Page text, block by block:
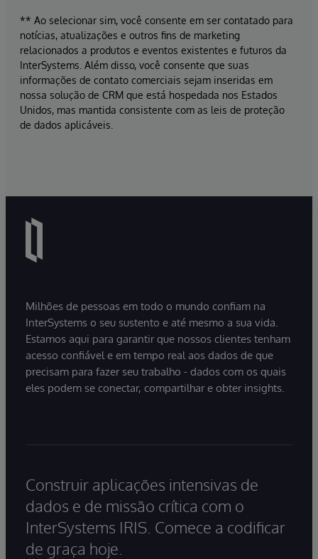
** Ao selecionar sim, você consente em ser contatado para
notícias, atualizações e outros fins de marketing
relacionados a produtos e eventos existentes e futuros da
InterSystems. Além disso, você consente que suas
informações de contato comerciais sejam inseridas em
nossa solução de CRM que está hospedada nos Estados
Unidos, mas mantida consistente com as leis de proteção
de dados aplicáveis.
Milhões de pessoas em todo o mundo confiam na
InterSystems o seu sustento e até mesmo a sua vida.
Estamos aqui para garantir que nossos clientes tenham
acesso confiável e em tempo real aos dados de que
precisam para fazer seu trabalho - dados com os quais
eles podem se conectar, compartilhar e obter insights.
Construir aplicações intensivas de
dados e de missão crítica com o
InterSystems IRIS. Comece a codificar
de graça hoje.